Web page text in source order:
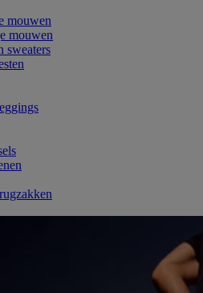
mouwen
mouwen
sweaters